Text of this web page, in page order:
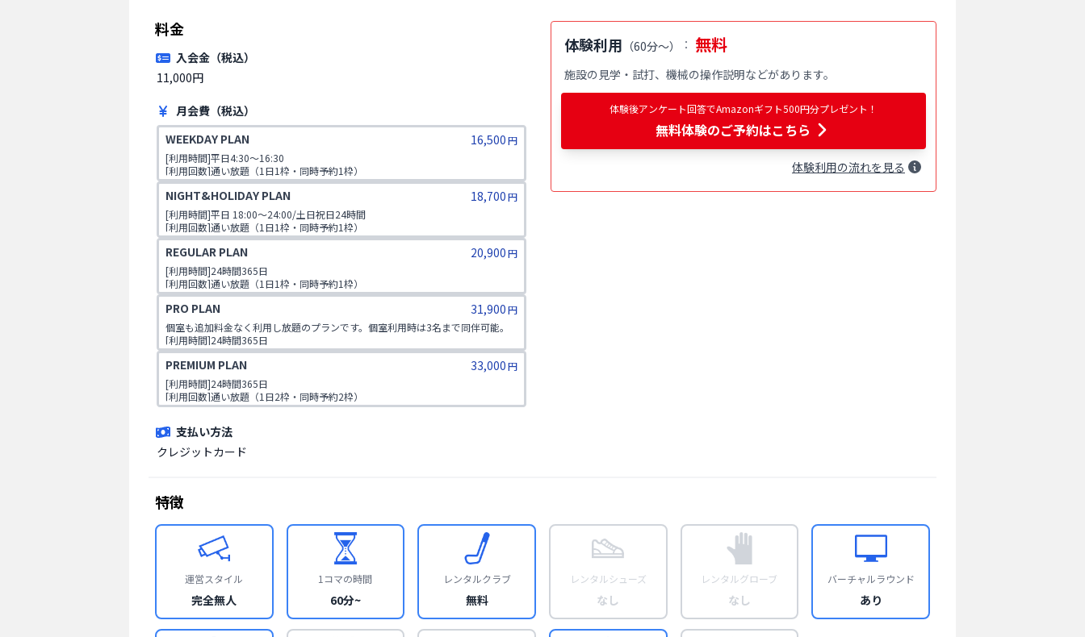
料金
入会金（税込）
11,000円
月会費（税込）
WEEKDAY PLAN
16,500円
[利用時間]平日4:30～16:30
[利用回数]通い放題（1日1枠・同時予約1枠）
NIGHT&HOLIDAY PLAN 18,700円
[利用時間]平日 18:00～24:00/土日祝日24時間
[利用回数]通い放題（1日1枠・同時予約1枠）
REGULAR PLAN 20,900円
[利用時間]24時間365日
[利用回数]通い放題（1日1枠・同時予約1枠）
PRO PLAN 31,900円
個室も追加料金なく利用し放題のプランです。個室利用時は3名まで同伴可能。
[利用時間]24時間365日
[利用回数]通い放題（1日1枠・同時予約1枠）
PREMIUM PLAN 33,000円
[利用時間]24時間365日
[利用回数]通い放題（1日2枠・同時予約2枠）
支払い方法
クレジットカード
体験利用 （60分～） ： 無料
施設の見学・試打、機械の操作説明などがあります。
体験後アンケート回答でAmazonギフト500円分プレゼント！
無料体験のご予約はこちら
体験利用の流れを見る
特徴
運営スタイル
完全無人
1コマの時間
60分~
レンタルクラブ
無料
レンタルシューズ
なし
レンタルグローブ
なし
バーチャルラウンド
あり